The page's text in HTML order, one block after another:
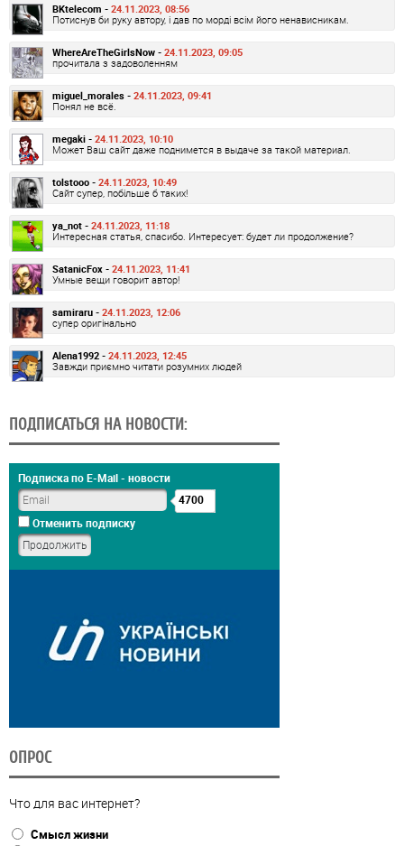
BKtelecom - 24.11.2023, 08:56
Потиснув би руку автору, і дав по морді всім його ненависникам.
WhereAreTheGirlsNow - 24.11.2023, 09:05
прочитала з задоволенням
miguel_morales - 24.11.2023, 09:41
Понял не всё.
megaki - 24.11.2023, 10:10
Может Ваш сайт даже поднимется в выдаче за такой материал.
tolstooo - 24.11.2023, 10:49
Сайт супер, побільше б таких!
ya_not - 24.11.2023, 11:18
Интересная статья, спасибо. Интересует: будет ли продолжение?
SatanicFox - 24.11.2023, 11:41
Умные вещи говорит автор!
samiraru - 24.11.2023, 12:06
супер оригінально
Alena1992 - 24.11.2023, 12:45
Завжди приємно читати розумних людей
ПОДПИСАТЬСЯ НА НОВОСТИ:
Подписка по E-Mail - новости
4700
Отменить подписку
ОПРОС
Что для вас интернет?
Смысл жизни